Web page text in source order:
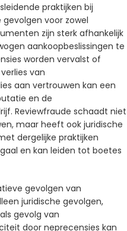
praktijken bij
voor zowel
zijn sterk afhankelijk
aankoopbeslissingen te
worden vervalst of
van
aan vertrouwen kan een
en de
Reviewfraude schaadt niet
maar heeft ook juridische
dergelijke praktijken
en kan leiden tot boetes
gevolgen van
juridische gevolgen,
gevolg van
door neprecensies kan